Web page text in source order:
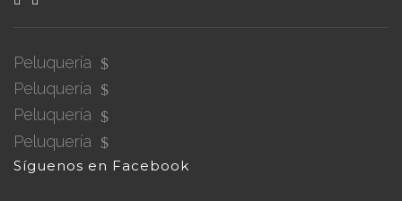
Peluquería
Peluquería
Peluquería
Peluquería
Síguenos en Facebook